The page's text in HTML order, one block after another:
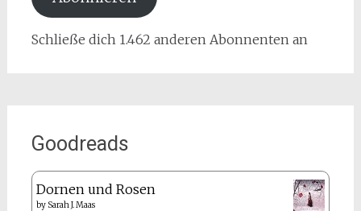
Schließe dich 1.462 anderen Abonnenten an
Goodreads
Dornen und Rosen
by Sarah J. Maas